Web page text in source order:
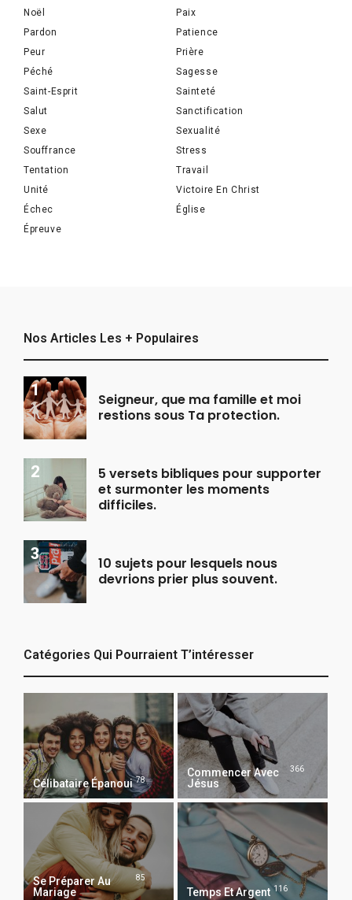
Noël
Paix
Pardon
Patience
Peur
Prière
Péché
Sagesse
Saint-Esprit
Sainteté
Salut
Sanctification
Sexe
Sexualité
Souffrance
Stress
Tentation
Travail
Unité
Victoire En Christ
Échec
Église
Épreuve
Nos Articles Les + Populaires
Seigneur, que ma famille et moi
restions sous Ta protection.
5 versets bibliques pour supporter
et surmonter les moments
difficiles.
10 sujets pour lesquels nous
devrions prier plus souvent.
Catégories Qui Pourraient T’intéresser
Célibataire Épanoui 78
Commencer Avec
Jésus
366
Se Préparer Au
Mariage
85
Temps Et Argent 116